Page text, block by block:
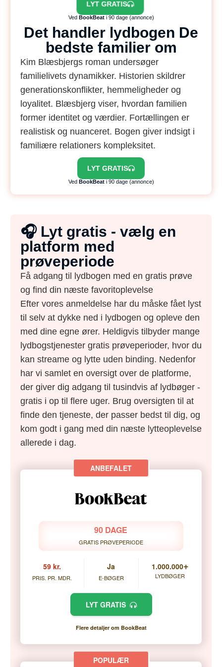
LYT GRATIS
Ved BookBeati 90 dage (annonce)
Det handler lydbogen De
bedste familier om
Kim Blæsbjergs roman undersøger
familielivets dynamikker. Historien skildrer
generationskonflikter, hemmeligheder og
loyalitet. Blæsbjerg viser, hvordan familien
former identitet og værdier. Fortællingen er
realistisk og nuanceret. Bogen giver indsigt i
familiære relationers kompleksitet.
LYT GRATIS
Ved BookBeati 90 dage (annonce)
🎧 Lyt gratis - vælg en
platform med
prøveperiode
Få adgang til lydbogen med en gratis prøve
og find din næste favoritoplevelse
Efter vores anmeldelse har du måske fået lyst
til selv at dykke ned i lydbogen og opleve den
med dine egne ører. Heldigvis tilbyder mange
lydbogstjenester gratis prøveperioder, hvor du
kan streame og lytte uden binding. Nedenfor
har vi samlet en oversigt over de platforme,
der giver dig adgang til tusindvis af lydbøger -
gratis i op til flere uger. Brug oversigten til at
finde den tjeneste, der passer bedst til dig, og
kom godt i gang med din næste lytteoplevelse
allerede i dag.
90 DAGE
GRATIS PRØVEPERIODE
59 kr.
PRIS. PR. MDR.
Ja
E-BØGER
1.000.000+
LYDBØGER
LYT GRATIS
Flere detaljer om BookBeat